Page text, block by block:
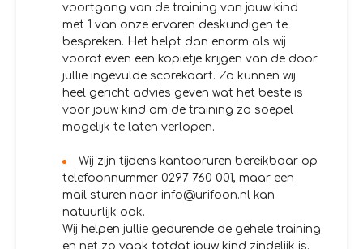
voortgang van de training van jouw kind
met 1 van onze ervaren deskundigen te
bespreken. Het helpt dan enorm als wij
vooraf even een kopietje krijgen van de door
jullie ingevulde scorekaart. Zo kunnen wij
heel gericht advies geven wat het beste is
voor jouw kind om de training zo soepel
mogelijk te laten verlopen.
Wij zijn tijdens kantooruren bereikbaar op
telefoonnummer 0297 760 001, maar een
mail sturen naar info@urifoon.nl kan
natuurlijk ook.
Wij helpen jullie gedurende de gehele training
en net zo vaak totdat jouw kind zindelijk is.